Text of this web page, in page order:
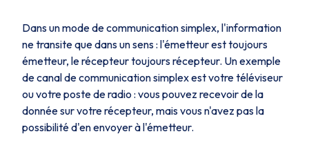
Dans un mode de communicationsimplex, l'information
ne transite que dans un sens : l'émetteur est toujours
émetteur, le récepteur toujours récepteur. Un exemple
de canal de communicationsimplexest votre téléviseur
ou votre poste de radio : vous pouvez recevoir de la
donnée sur votre récepteur, mais vous n'avez pas la
possibilité d'en envoyer à l'émetteur.